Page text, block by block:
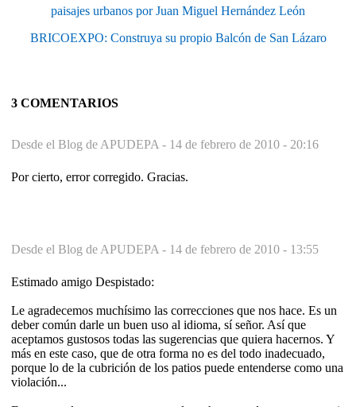
paisajes urbanos por Juan Miguel Hernández León
BRICOEXPO: Construya su propio Balcón de San Lázaro
3 COMENTARIOS
Desde el Blog de APUDEPA - 14 de febrero de 2010 - 20:16
Por cierto, error corregido. Gracias.
Desde el Blog de APUDEPA - 14 de febrero de 2010 - 13:55
Estimado amigo Despistado:
Le agradecemos muchísimo las correcciones que nos hace. Es un
deber común darle un buen uso al idioma, sí señor. Así que
aceptamos gustosos todas las sugerencias que quiera hacernos. Y
más en este caso, que de otra forma no es del todo inadecuado,
porque lo de la cubrición de los patios puede entenderse como una
violación...